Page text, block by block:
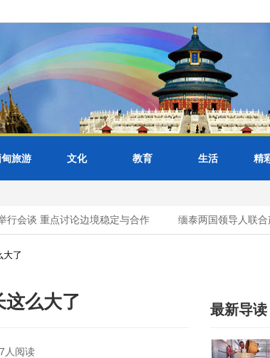
旅游 文化 教育 生活 精
谈 重点讨论边境稳定与合作 缅泰两国领导人联合声明
大了
么大了
人阅读
最新导读